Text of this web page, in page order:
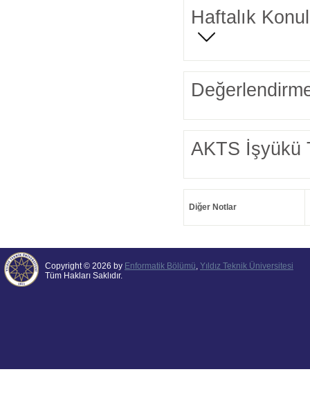
Haftalık
AKTS İşyükü
Diğer Notlar
Copyright © 2026 by Enformatik Bölümü, Yıldız Teknik Üniversitesi
Tüm Hakları Saklıdır.